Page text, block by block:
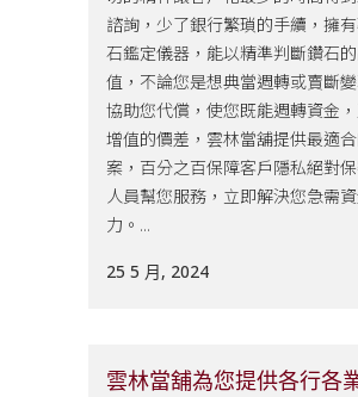
諮詢，少了銀行繁瑣的手續，擁
石鑑定儀器，能以精準判斷鑽石
值，不論您是想典當週轉或賣斷
協助您代償，使您既能週轉資金
增值的價差，雲林當舖提供最適
案，百分之百保障客戶隱私絕對
人員幫您服務，立即解決您急需
力。...
25 5 月, 2024
雲林當舖為您提供各行各